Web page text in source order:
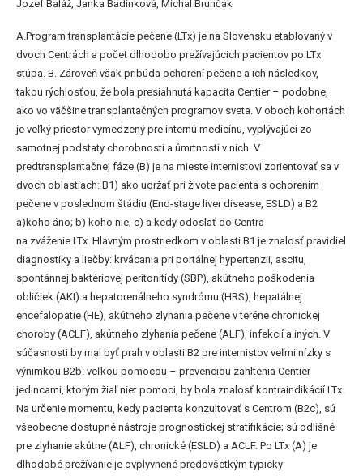
Jozef Baláž, Janka Badinková, Michal Brunčák
A.Program transplantácie pečene (LTx) je na Slovensku etablovaný v
dvoch Centrách a počet dlhodobo prežívajúcich pacientov po LTx
stúpa. B. Zároveň však pribúda ochorení pečene a ich následkov,
takou rýchlosťou, že bola presiahnutá kapacita Centier – podobne,
ako vo väčšine transplantačných programov sveta. V oboch kohortách
je veľký priestor vymedzený pre internú medicínu, vyplývajúci zo
samotnej podstaty chorobnosti a úmrtnosti v nich. V
predtransplantačnej fáze (B) je na mieste internistovi zorientovať sa v
dvoch oblastiach: B1) ako udržať pri živote pacienta s ochorením
pečene v poslednom štádiu (End-stage liver disease, ESLD) a B2
a)koho áno; b) koho nie; c) a kedy odoslať do Centra
na zváženie LTx. Hlavným prostriedkom v oblasti B1 je znalosť pravidiel
diagnostiky a liečby: krvácania pri portálnej hypertenzii, ascitu,
spontánnej baktériovej peritonitídy (SBP), akútneho poškodenia
obličiek (AKI) a hepatorenálneho syndrómu (HRS), hepatálnej
encefalopatie (HE), akútneho zlyhania pečene v teréne chronickej
choroby (ACLF), akútneho zlyhania pečene (ALF), infekcií a iných. V
súčasnosti by mal byť prah v oblasti B2 pre internistov veľmi nízky s
výnimkou B2b: veľkou pomocou – prevenciou zahltenia Centier
jedincami, ktorým žiaľ niet pomoci, by bola znalosť kontraindikácií LTx.
Na určenie momentu, kedy pacienta konzultovať s Centrom (B2c), sú
všeobecne dostupné nástroje prognostickej stratifikácie; sú odlišné
pre zlyhanie akútne (ALF), chronické (ESLD) a ACLF. Po LTx (A) je
dlhodobé prežívanie je ovplyvnené predovšetkým typicky